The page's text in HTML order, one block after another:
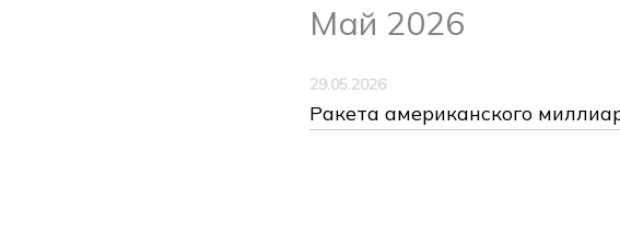
Май 2026
29.05.2026
Ракета американского